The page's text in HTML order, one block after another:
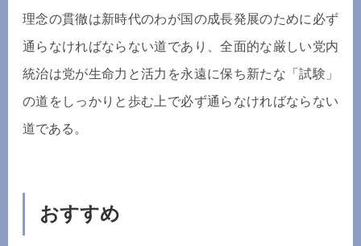
理念の貫徹は新時代のわが国の成長発展のために必ず
通らなければならない道であり、全面的な厳しい党内
統治は党が生命力と活力を永遠に保ち新たな「試験」
の道をしっかりと歩む上で必ず通らなければならない
道である。
おすすめ